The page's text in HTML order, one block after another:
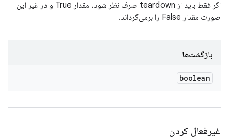
اگر فقط باید از teardown صرف نظر شود، مقدار True و در غیر این
صورت مقدار False را برمی‌گرداند.
بازگشت‌ها
boolean
غیرفعال کردن